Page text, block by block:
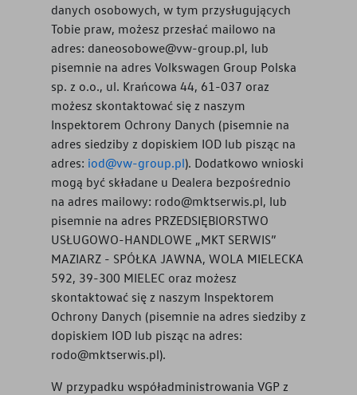
danych osobowych, w tym przysługujących
Tobie praw, możesz przesłać mailowo na
adres: daneosobowe@vw-group.pl, lub
pisemnie na adres Volkswagen Group Polska
sp. z o.o., ul. Krańcowa 44, 61-037 oraz
możesz skontaktować się z naszym
Inspektorem Ochrony Danych (pisemnie na
adres siedziby z dopiskiem IOD lub pisząc na
adres: iod@vw-group.pl). Dodatkowo wnioski
mogą być składane u Dealera bezpośrednio
na adres mailowy: rodo@mktserwis.pl, lub
pisemnie na adres PRZEDSIĘBIORSTWO
USŁUGOWO-HANDLOWE „MKT SERWIS”
MAZIARZ - SPÓŁKA JAWNA, WOLA MIELECKA
592, 39-300 MIELEC oraz możesz
skontaktować się z naszym Inspektorem
Ochrony Danych (pisemnie na adres siedziby z
dopiskiem IOD lub pisząc na adres:
rodo@mktserwis.pl).
W przypadku współadministrowania VGP z